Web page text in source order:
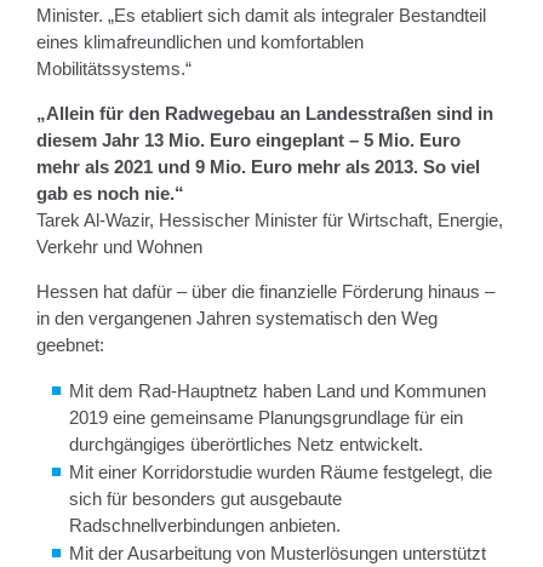
Minister. „Es etabliert sich damit als integraler Bestandteil
eines klimafreundlichen und komfortablen
Mobilitätssystems.“
„Allein für den Radwegebau an Landesstraßen sind in
diesem Jahr 13 Mio. Euro eingeplant – 5 Mio. Euro
mehr als 2021 und 9 Mio. Euro mehr als 2013. So viel
gab es noch nie.“
Tarek Al-Wazir, Hessischer Minister für Wirtschaft, Energie,
Verkehr und Wohnen
Hessen hat dafür – über die finanzielle Förderung hinaus –
in den vergangenen Jahren systematisch den Weg
geebnet:
Mit dem Rad-Hauptnetz haben Land und Kommunen
2019 eine gemeinsame Planungsgrundlage für ein
durchgängiges überörtliches Netz entwickelt.
Mit einer Korridorstudie wurden Räume festgelegt, die
sich für besonders gut ausgebaute
Radschnellverbindungen anbieten.
Mit der Ausarbeitung von Musterlösungen unterstützt